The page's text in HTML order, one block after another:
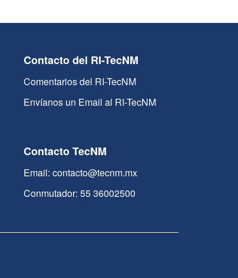
Contacto del RI-TecNM
Comentarios del RI-TecNM
Envíanos un Email al RI-TecNM
Contacto TecNM
Email: contacto@tecnm.mx
Conmutador: 55 36002500